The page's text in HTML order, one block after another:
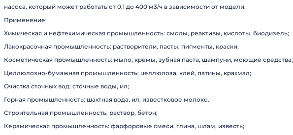
насоса, который может работать от 0,1 до 400 м3/ч в зависимости от модели.
Применение:
Химическая и нефтехимическая промышленность: смолы, реактивы, кислоты, биодизель;
Лакокрасочная промышленность: растворители, пасты, пигменты, краски;
Косметическая промышленность: мыло, кремы, зубная паста, шампуни, моющие средства;
Целлюлозно-бумажная промышленность: целлюлоза, клей, патины, крахмал;
Очистка сточных вод: сточные воды, ил;
Горная промышленность: шахтная вода, ил, известковое молоко.
Строительная промышленность: раствор, бетон;
Керамическая промышленность: фарфоровые смеси, глина, шлам, известь;